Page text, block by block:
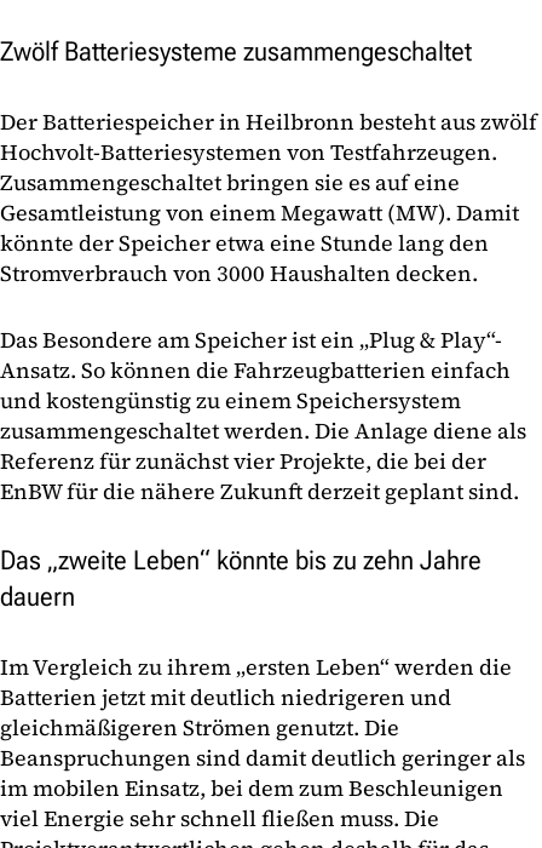
Zwölf Batteriesysteme zusammengeschaltet
Der Batteriespeicher in Heilbronn besteht aus zwölf
Hochvolt-Batteriesystemen von Testfahrzeugen.
Zusammengeschaltet bringen sie es auf eine
Gesamtleistung von einem Megawatt (MW). Damit
könnte der Speicher etwa eine Stunde lang den
Stromverbrauch von 3000 Haushalten decken.
Das Besondere am Speicher ist ein „Plug & Play“-
Ansatz. So können die Fahrzeugbatterien einfach
und kostengünstig zu einem Speichersystem
zusammengeschaltet werden. Die Anlage diene als
Referenz für zunächst vier Projekte, die bei der
EnBW für die nähere Zukunft derzeit geplant sind.
Das „zweite Leben“ könnte bis zu zehn Jahre
dauern
Im Vergleich zu ihrem „ersten Leben“ werden die
Batterien jetzt mit deutlich niedrigeren und
gleichmäßigeren Strömen genutzt. Die
Beanspruchungen sind damit deutlich geringer als
im mobilen Einsatz, bei dem zum Beschleunigen
viel Energie sehr schnell fließen muss. Die